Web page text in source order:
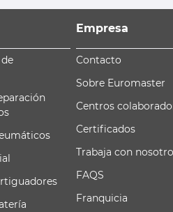
Empresa
Contacto
Sobre Euromaster
Centros
Certificados
Trabaja con
FAQS
Franquicia